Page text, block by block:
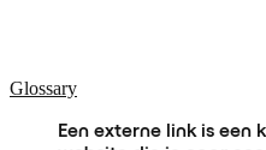
Glossary
Een externe link is een